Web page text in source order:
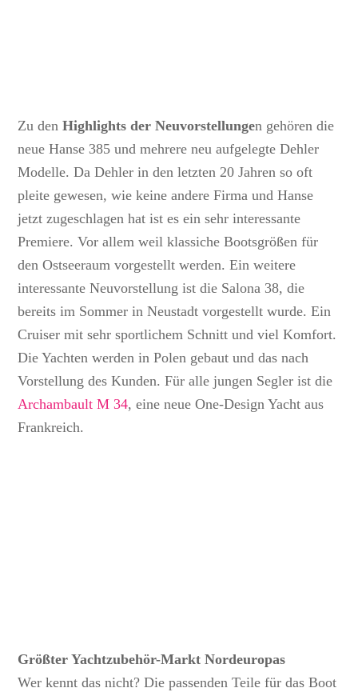
Zu denHighlights der Neuvorstellungen gehören die
neue Hanse 385 und mehrere neu aufgelegte Dehler
Modelle. Da Dehler in den letzten 20 Jahren so oft
pleite gewesen, wie keine andere Firma und Hanse
jetzt zugeschlagen hat ist es ein sehr interessante
Premiere. Vor allem weil klassiche Bootsgrößen für
den Ostseeraum vorgestellt werden. Ein weitere
interessante Neuvorstellung ist die Salona 38, die
bereits im Sommer in Neustadt vorgestellt wurde. Ein
Cruiser mit sehr sportlichem Schnitt und viel Komfort.
Die Yachten werden in Polen gebaut und das nach
Vorstellung des Kunden. Für alle jungen Segler ist die
Archambault M 34, eine neue One-Design Yacht aus
Frankreich.
Größter Yachtzubehör-Markt Nordeuropas
Wer kennt das nicht? Die passenden Teile für das Boot